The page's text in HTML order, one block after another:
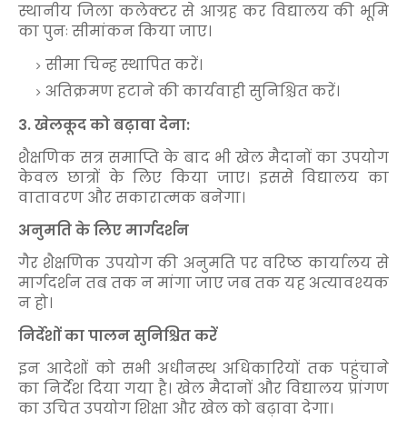
स्थानीय जिला कलेक्टर से आग्रह कर विद्यालय की भूमि
का पुनः सीमांकन किया जाए।
सीमा चिन्ह स्थापित करें।
अतिक्रमण हटाने की कार्यवाही सुनिश्चित करें।
3. खेलकूद को बढ़ावा देना:
शैक्षणिक सत्र समाप्ति के बाद भी खेल मैदानों का उपयोग
केवल छात्रों के लिए किया जाए। इससे विद्यालय का
वातावरण और सकारात्मक बनेगा।
अनुमति के लिए मार्गदर्शन
गैर शैक्षणिक उपयोग की अनुमति पर वरिष्ठ कार्यालय से
मार्गदर्शन तब तक न मांगा जाए जब तक यह अत्यावश्यक
न हो।
निर्देशों का पालन सुनिश्चित करें
इन आदेशों को सभी अधीनस्थ अधिकारियों तक पहुंचाने
का निर्देश दिया गया है। खेल मैदानों और विद्यालय प्रांगण
का उचित उपयोग शिक्षा और खेल को बढ़ावा देगा।